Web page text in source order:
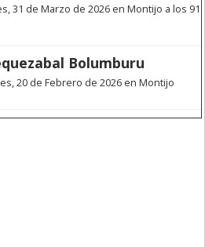
31 de Marzo de 2026 en Montijo a los 91
Bolumburu
20 de Febrero de 2026 en Montijo